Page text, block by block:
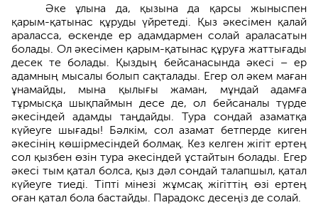
Әке ұлына да, қызына да қарсы жыныспен
қарым-қатынас құруды үйретеді. Қыз әкесімен қалай
араласса, өскенде ер адамдармен солай араласатын
болады. Ол әкесімен қарым-қатынас құруға жаттығады
десек те болады. Қыздың бейсанасында әкесі – ер
адамның мысалы болып сақталады. Егер ол әкем маған
ұнамайды, мына қылығы жаман, мұндай адамға
тұрмысқа шықпаймын десе де, ол бейсаналы түрде
әкесіндей адамды таңдайды. Тура сондай азаматқа
күйеуге шығады! Бәлкім, сол азамат бетперде киген
әкесінің көшірмесіндей болмақ. Кез келген жігіт ертең
сол қызбен өзін тура әкесіндей ұстайтын болады. Егер
әкесі тым қатал болса, қыз дәл сондай талапшыл, қатал
күйеуге тиеді. Тіпті мінезі жұмсақ жігіттің өзі ертең
оған қатал бола бастайды. Парадокс десеңіз де солай.